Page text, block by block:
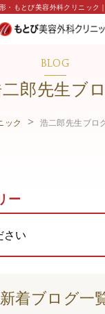
・もとび美容外科クリニック
BLOG
郎先生ブ
ック 浩二郎先生ブロ
ー
新着ブログ一